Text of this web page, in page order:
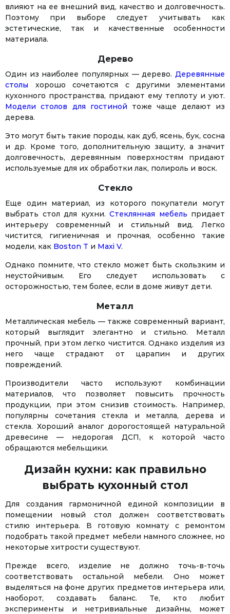
влияют на ее внешний вид, качество и долговечность.
Поэтому при выборе следует учитывать как
эстетические, так и качественные особенности
материала.
Дерево
Один из наиболее популярных — дерево. Деревянные
столы хорошо сочетаются с другими элементами
кухонного пространства, придают ему теплоту и уют.
Модели столов для гостиной тоже чаще делают из
дерева.
Это могут быть такие породы, как дуб, ясень, бук, сосна
и др. Кроме того, дополнительную защиту, а значит
долговечность, деревянным поверхностям придают
используемые для их обработки лак, полироль и воск.
Стекло
Еще один материал, из которого покупатели могут
выбрать стол для кухни. Стеклянная мебель придает
интерьеру современный и стильный вид. Легко
чистится, гигиеничная и прочная, особенно такие
модели, как Boston T и Maxi V.
Однако помните, что стекло может быть скользким и
неустойчивым. Его следует использовать с
осторожностью, тем более, если в доме живут дети.
Металл
Металлическая мебель — также современный вариант,
который выглядит элегантно и стильно. Металл
прочный, при этом легко чистится. Однако изделия из
него чаще страдают от царапин и других
повреждений.
Производители часто используют комбинации
материалов, что позволяет повысить прочность
продукции, при этом снизив стоимость. Например,
популярны сочетания стекла и металла, дерева и
стекла. Хороший аналог дорогостоящей натуральной
древесине — недорогая ДСП, к которой часто
обращаются мебельщики.
Дизайн кухни: как правильно
выбрать кухонный стол
Для создания гармоничной единой композиции в
помещении новый стол должен соответствовать
стилю интерьера. В готовую комнату с ремонтом
подобрать такой предмет мебели намного сложнее, но
некоторые хитрости существуют.
Прежде всего, изделие не должно точь-в-точь
соответствовать остальной мебели. Оно может
выделяться на фоне других предметов интерьера или,
наоборот, создавать баланс. Те, кто любит
эксперименты и нетривиальные дизайны, может